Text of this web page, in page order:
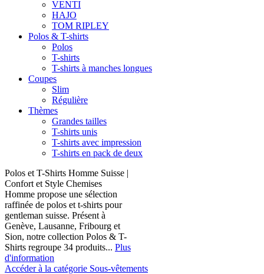
VENTI
HAJO
TOM RIPLEY
Polos & T-shirts
Polos
T-shirts
T-shirts à manches longues
Coupes
Slim
Régulière
Thèmes
Grandes tailles
T-shirts unis
T-shirts avec impression
T-shirts en pack de deux
Polos et T-Shirts Homme Suisse |
Confort et Style Chemises
Homme propose une sélection
raffinée de polos et t-shirts pour
gentleman suisse. Présent à
Genève, Lausanne, Fribourg et
Sion, notre collection Polos & T-
Shirts regroupe 34 produits... Plus
d'information
Accéder à la catégorie Sous-vêtements